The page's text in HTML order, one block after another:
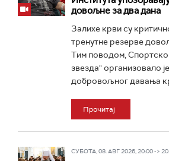
довољне за два дана
Залихе крви су
тренутне резерве
Тим поводом,
звезда" организовало
добровољног давања
Прочитај
СУБОТА, 08. АВГ 2026, 20:00 ->